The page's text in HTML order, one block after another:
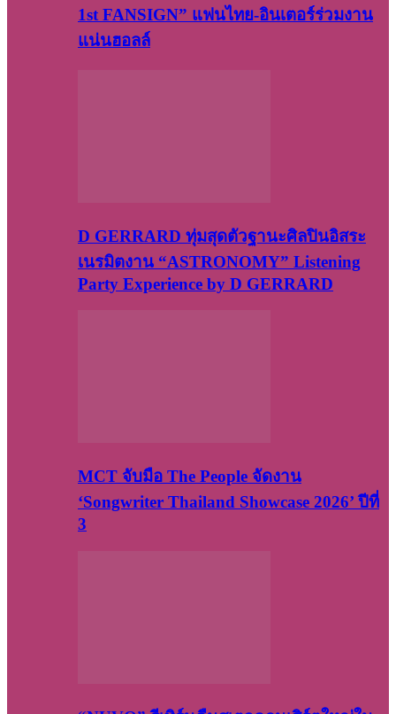
1st FANSIGN” แฟนไทย-อินเตอร์ร่วมงาน
แน่นฮอลล์
D GERRARD ทุ่มสุดตัวฐานะศิลปินอิสระ
เนรมิตงาน “ASTRONOMY” Listening
Party Experience by D GERRARD
MCT จับมือ The People จัดงาน
‘Songwriter Thailand Showcase 2026’ ปีที่
3